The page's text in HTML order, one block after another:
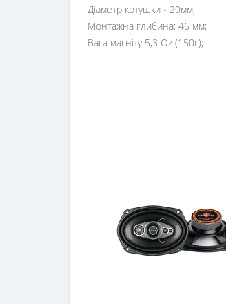
Діаметр котушки - 20мм;
Монтажна глибина: 46 мм;
Вага магніту 5,3 Oz (150г);